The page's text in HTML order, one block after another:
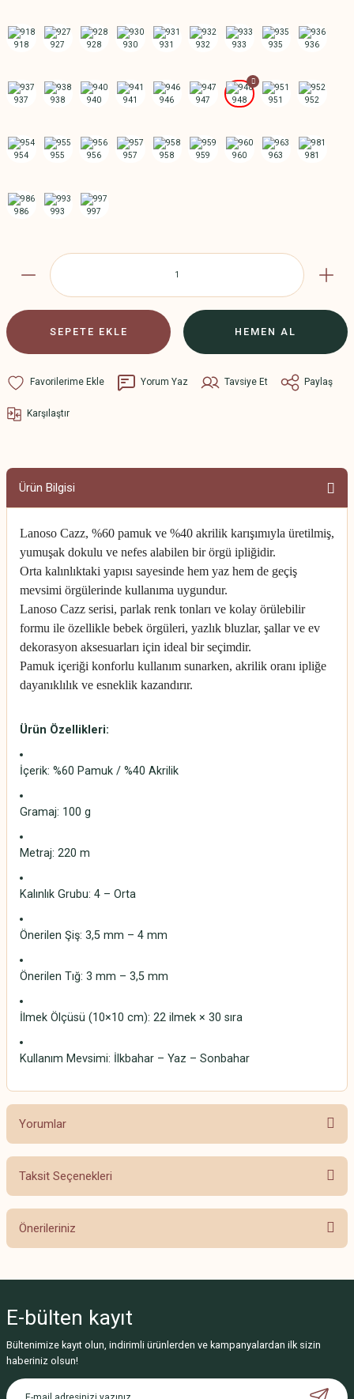
SEPETE EKLE HEMEN AL
Yorum Yaz Tavsiye Et Paylaş
Karşılaştır
Ürün Bilgisi
Lanoso Cazz, %60 pamuk ve %40 akrilik karışımıyla üretilmiş,
yumuşak dokulu ve nefes alabilen bir örgü ipliğidir.
Orta kalınlıktaki yapısı sayesinde hem yaz hem de geçiş
mevsimi örgülerinde kullanıma uygundur.
Lanoso Cazz serisi, parlak renk tonları ve kolay örülebilir
formu ile özellikle bebek örgüleri, yazlık bluzlar, şallar ve ev
dekorasyon aksesuarları için ideal bir seçimdir.
Pamuk içeriği konforlu kullanım sunarken, akrilik oranı ipliğe
dayanıklılık ve esneklik kazandırır.
Ürün Özellikleri:
İçerik: %60 Pamuk / %40 Akrilik
Gramaj: 100 g
Metraj: 220 m
Kalınlık Grubu: 4 – Orta
Önerilen Şiş: 3,5 mm – 4 mm
Önerilen Tığ: 3 mm – 3,5 mm
İlmek Ölçüsü (10×10 cm): 22 ilmek × 30 sıra
Kullanım Mevsimi: İlkbahar – Yaz – Sonbahar
Yorumlar
Taksit Seçenekleri
Önerileriniz
Görüş ve önerileriniz için teşekkür ederiz.
Ürün resmi kalitesiz, bozuk veya görüntülenemiyor.
Ürün açıklamasında eksik bilgiler bulunuyor.
E-bülten kayıt
Bültenimize kayıt olun, indirimli ürünlerden ve kampanyalardan ilk sizin
haberiniz olsun!